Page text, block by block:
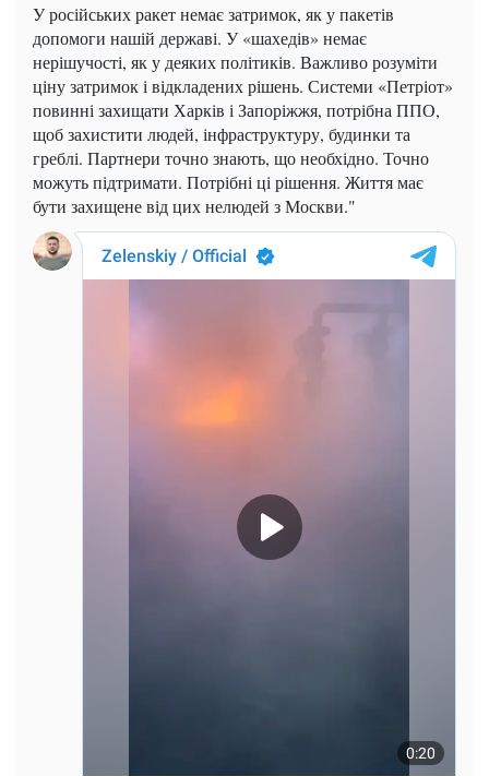
У російських ракет немає затримок, як у пакетів
допомоги нашій державі. У «шахедів» немає
нерішучості, як у деяких політиків. Важливо розуміти
ціну затримок і відкладених рішень. Системи «Петріот»
повинні захищати Харків і Запоріжжя, потрібна ППО,
щоб захистити людей, інфраструктуру, будинки та
греблі. Партнери точно знають, що необхідно. Точно
можуть підтримати. Потрібні ці рішення. Життя має
бути захищене від цих нелюдей з Москви."